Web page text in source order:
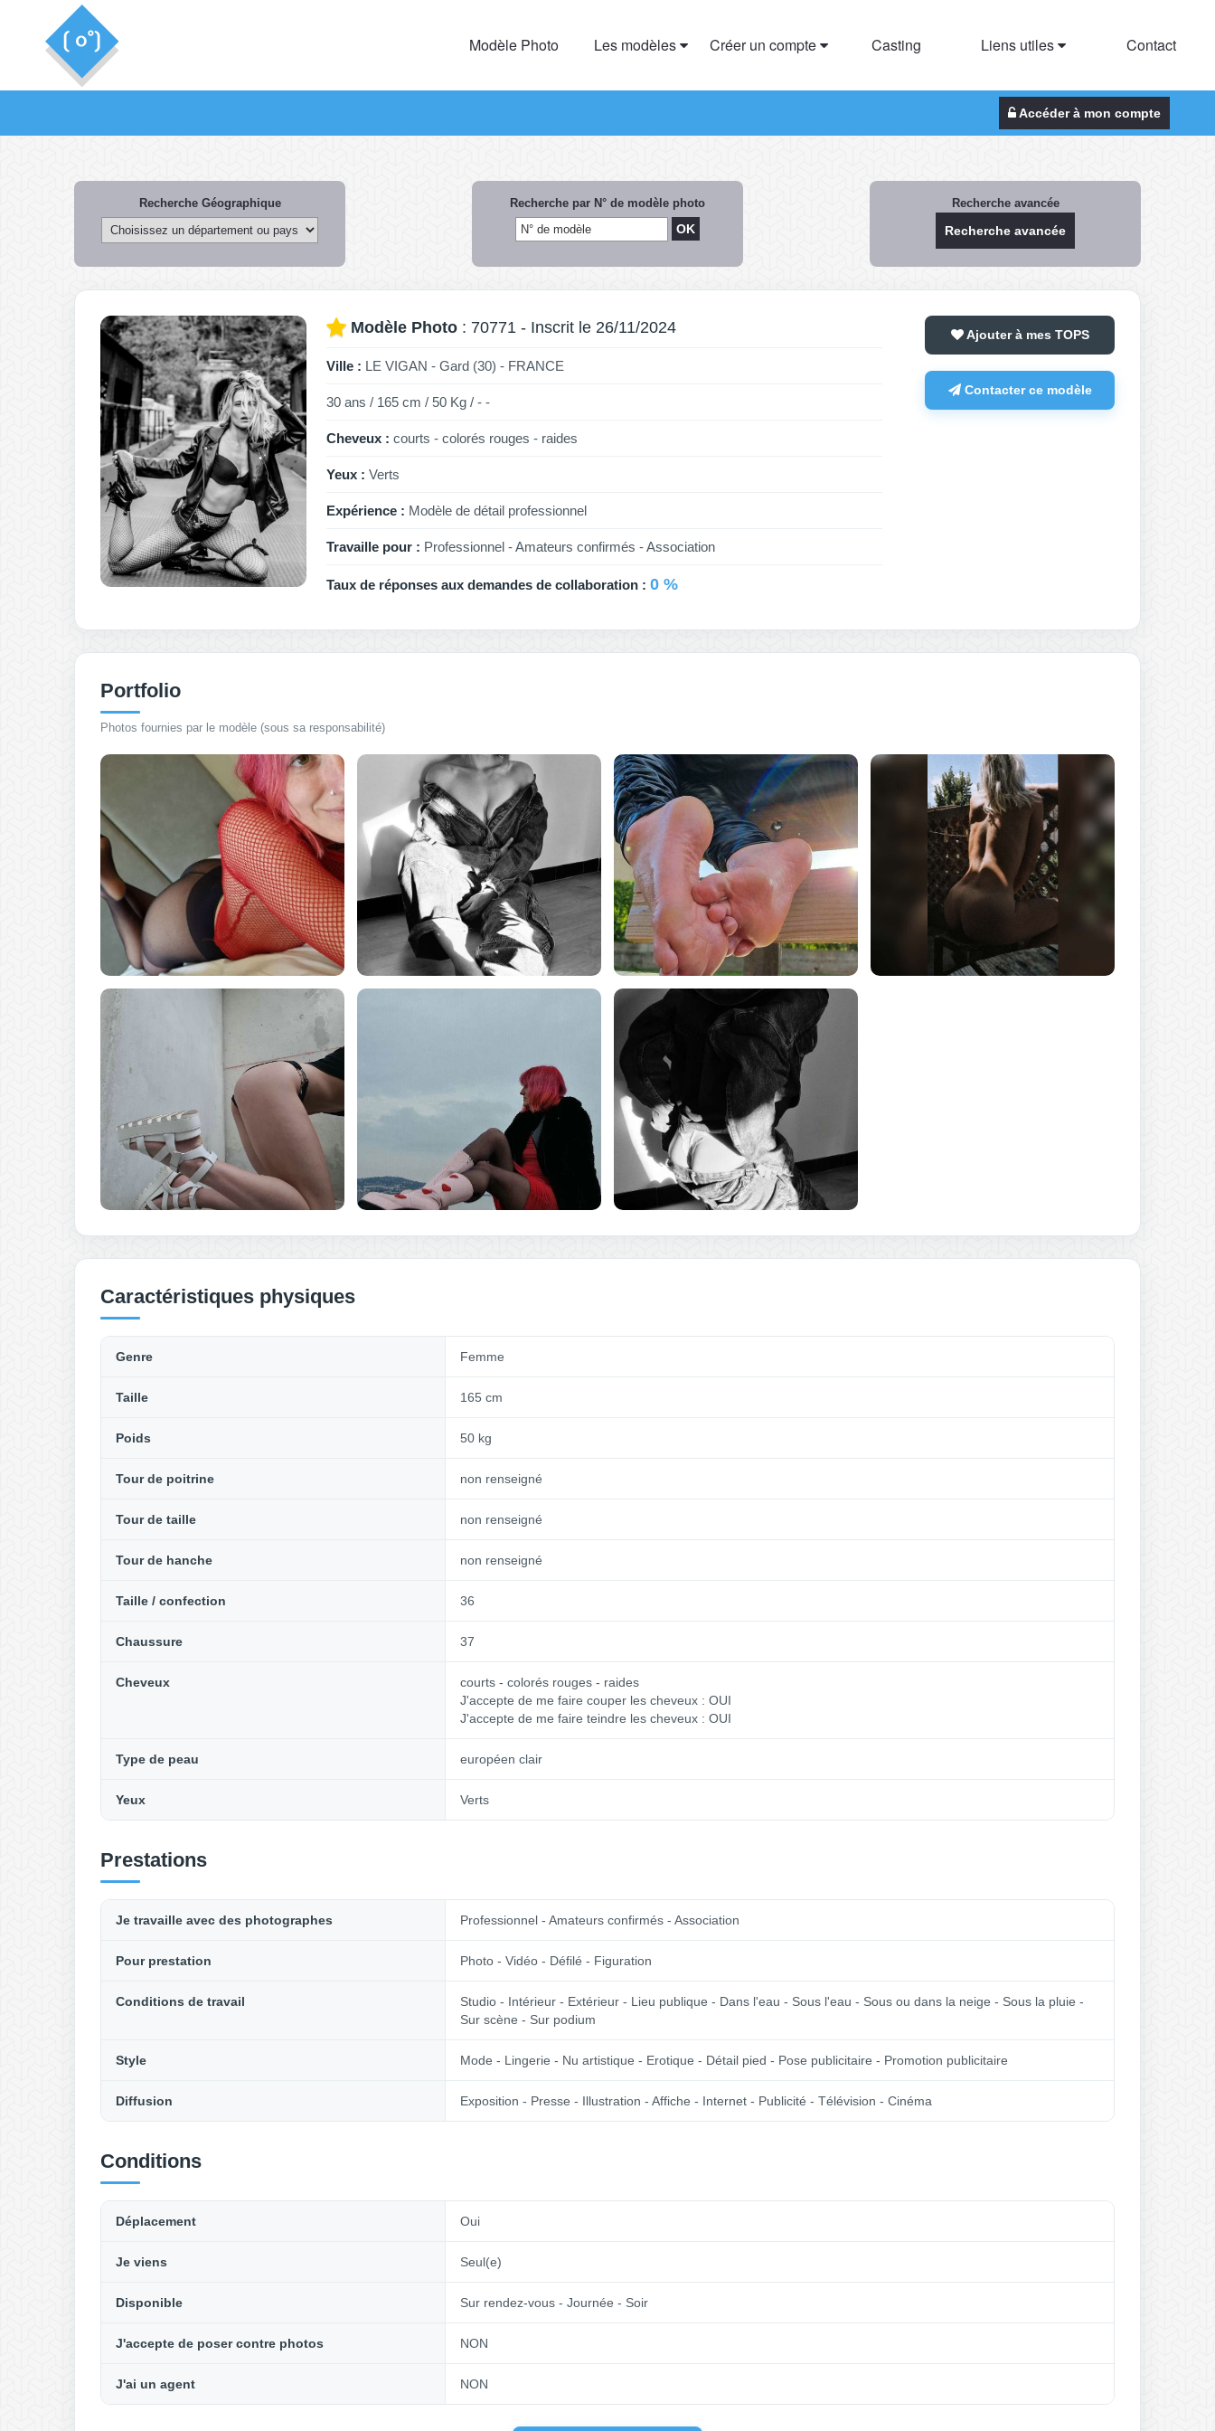
Modèle Photo Les modèles Créer un compte Casting Liens utiles Contact
Accéder à mon compte
Recherche Géographique Recherche par N° de modèle photo Recherche avancée
Recherche avancée
Modèle Photo : 70771 - Inscrit le 26/11/2024
Ville : LE VIGAN - Gard (30) - FRANCE
30 ans / 165 cm / 50 Kg / - -
Cheveux : courts - colorés rouges - raides
Yeux : Verts
Expérience : Modèle de détail professionnel
Travaille pour : Professionnel - Amateurs confirmés - Association
Taux de réponses aux demandes de collaboration : 0 %
Ajouter à mes TOPS
Contacter ce modèle
Portfolio
Photos fournies par le modèle (sous sa responsabilité)
Caractéristiques physiques
Genre Femme
Taille 165 cm
Poids 50 kg
Tour de poitrine non renseigné
Tour de taille non renseigné
Tour de hanche non renseigné
Taille / confection 36
Chaussure 37
Cheveux
courts - colorés rouges - raides
J'accepte de me faire couper les cheveux : OUI
J'accepte de me faire teindre les cheveux : OUI
Type de peau européen clair
Yeux Verts
Prestations
Je travaille avec des photographes Professionnel - Amateurs confirmés - Association
Pour prestation Photo - Vidéo - Défilé - Figuration
Conditions de travail
Studio - Intérieur - Extérieur - Lieu publique - Dans l'eau - Sous l'eau - Sous ou dans la neige - Sous la pluie -
Sur scène - Sur podium
Style Mode - Lingerie - Nu artistique - Erotique - Détail pied - Pose publicitaire - Promotion publicitaire
Diffusion Exposition - Presse - Illustration - Affiche - Internet - Publicité - Télévision - Cinéma
Conditions
Déplacement Oui
Je viens Seul(e)
Disponible Sur rendez-vous - Journée - Soir
J'accepte de poser contre photos NON
J'ai un agent NON